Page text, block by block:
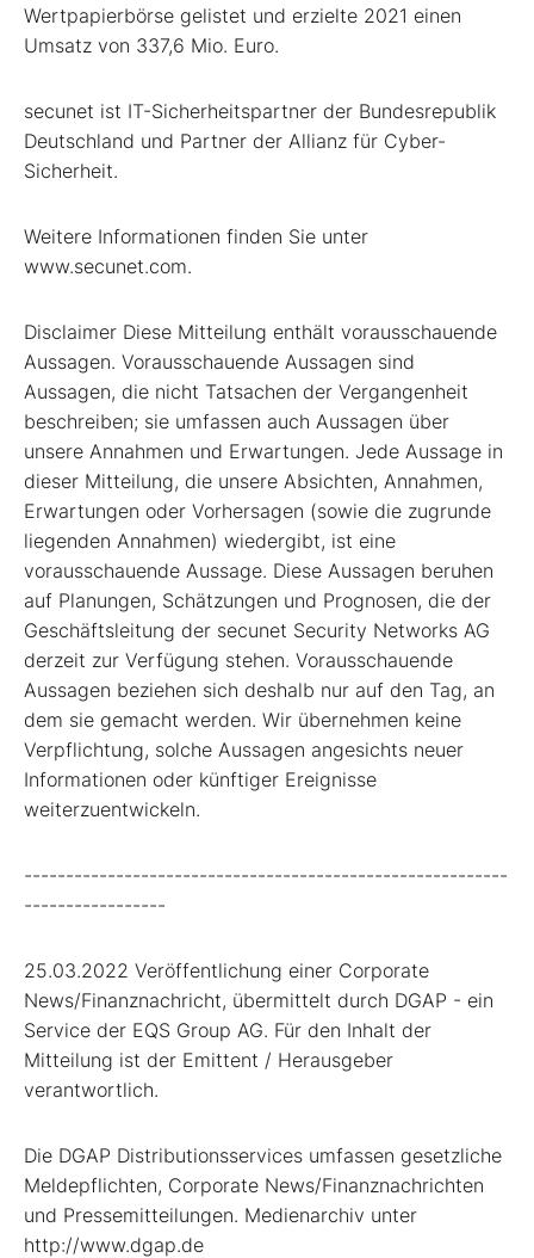
Wertpapierbörse gelistet und erzielte 2021 einen
Umsatz von 337,6 Mio. Euro.
secunet ist IT-Sicherheitspartner der Bundesrepublik
Deutschland und Partner der Allianz für Cyber-
Sicherheit.
Weitere Informationen finden Sie unter
www.secunet.com.
Disclaimer Diese Mitteilung enthält vorausschauende
Aussagen. Vorausschauende Aussagen sind
Aussagen, die nicht Tatsachen der Vergangenheit
beschreiben; sie umfassen auch Aussagen über
unsere Annahmen und Erwartungen. Jede Aussage in
dieser Mitteilung, die unsere Absichten, Annahmen,
Erwartungen oder Vorhersagen (sowie die zugrunde
liegenden Annahmen) wiedergibt, ist eine
vorausschauende Aussage. Diese Aussagen beruhen
auf Planungen, Schätzungen und Prognosen, die der
Geschäftsleitung der secunet Security Networks AG
derzeit zur Verfügung stehen. Vorausschauende
Aussagen beziehen sich deshalb nur auf den Tag, an
dem sie gemacht werden. Wir übernehmen keine
Verpflichtung, solche Aussagen angesichts neuer
Informationen oder künftiger Ereignisse
weiterzuentwickeln.
----------------------------------------------------------
-----------------
25.03.2022 Veröffentlichung einer Corporate
News/Finanznachricht, übermittelt durch DGAP - ein
Service der EQS Group AG. Für den Inhalt der
Mitteilung ist der Emittent / Herausgeber
verantwortlich.
Die DGAP Distributionsservices umfassen gesetzliche
Meldepflichten, Corporate News/Finanznachrichten
und Pressemitteilungen. Medienarchiv unter
http://www.dgap.de